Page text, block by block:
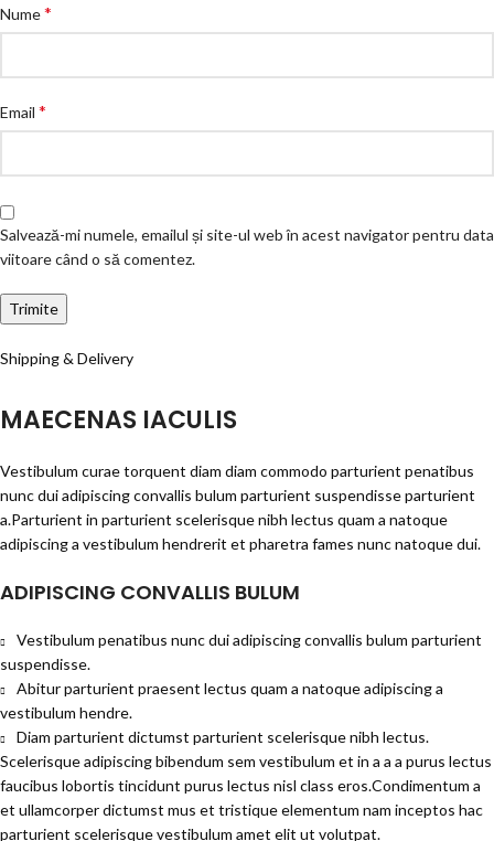
Nume*
Email *
Salvează-mi numele, emailul și site-ul web în acest navigator pentru data
viitoare când o să comentez.
Shipping & Delivery
MAECENAS IACULIS
Vestibulum curae torquent diam diam commodo parturient penatibus
nunc dui adipiscing convallis bulum parturient suspendisse parturient
a.Parturient in parturient scelerisque nibh lectus quam a natoque
adipiscing a vestibulum hendrerit et pharetra fames nunc natoque dui.
ADIPISCING CONVALLIS BULUM
Vestibulum penatibus nunc dui adipiscing convallis bulum parturient
suspendisse.
Abitur parturient praesent lectus quam a natoque adipiscing a
vestibulum hendre.
Diam parturient dictumst parturient scelerisque nibh lectus.
Scelerisque adipiscing bibendum sem vestibulum et in a a a purus lectus
faucibus lobortis tincidunt purus lectus nisl class eros.Condimentum a
et ullamcorper dictumst mus et tristique elementum nam inceptos hac
parturient scelerisque vestibulum amet elit ut volutpat.